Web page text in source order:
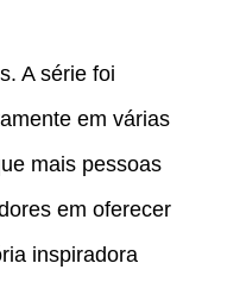
A série foi
em várias
mais pessoas
em oferecer
inspiradora